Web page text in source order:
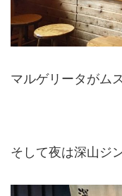
マルゲリータがム
そして夜は深山ジ